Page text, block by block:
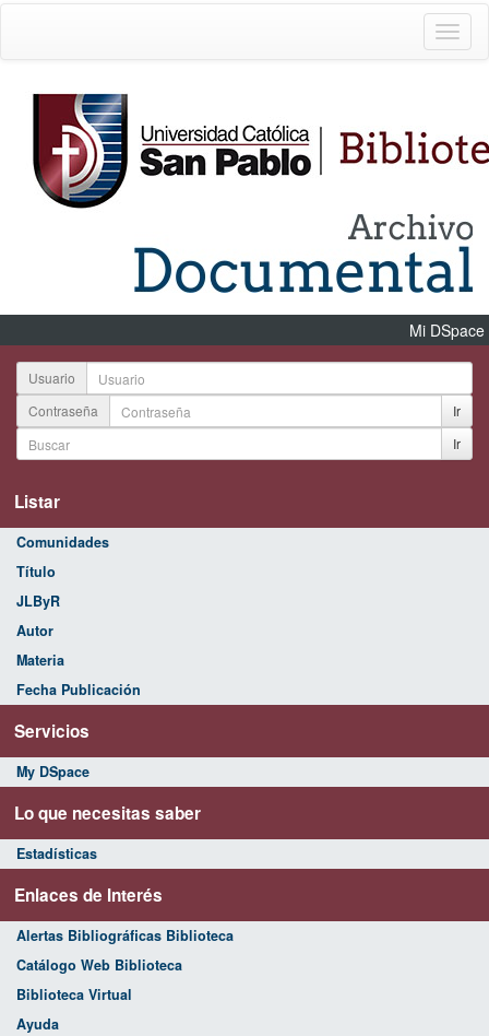
Mi DSpace
Usuario
Contraseña
Ir
Ir
Listar
Comunidades
Título
JLByR
Autor
Materia
Fecha Publicación
Servicios
My DSpace
Lo que necesitas saber
Estadísticas
Enlaces de Interés
Alertas Bibliográficas Biblioteca
Catálogo Web Biblioteca
Biblioteca Virtual
Ayuda